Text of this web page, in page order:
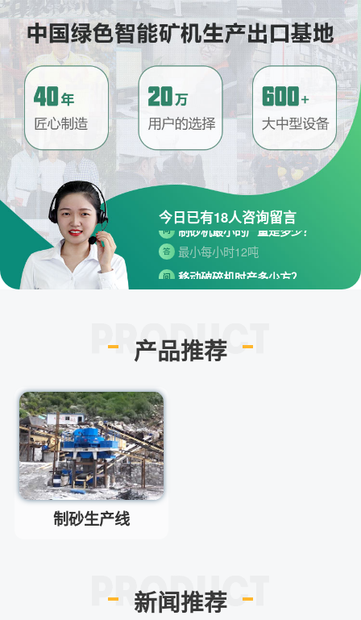
今日已有18人咨询留言
请问厂家地址在哪？
河南省郑州市高新技术开发区梧
桐街与红松路交叉口中国高端矿
机生产出口基地园区
问 制砂机最小的产量是多少？
答 最小每小时12吨
答 每小时30-300方的型号都有。
问 小型的制砂机类型有哪些？
问
答
问 红星制砂机在环保上达标吗？
产品推荐
制砂生产线
新闻推荐